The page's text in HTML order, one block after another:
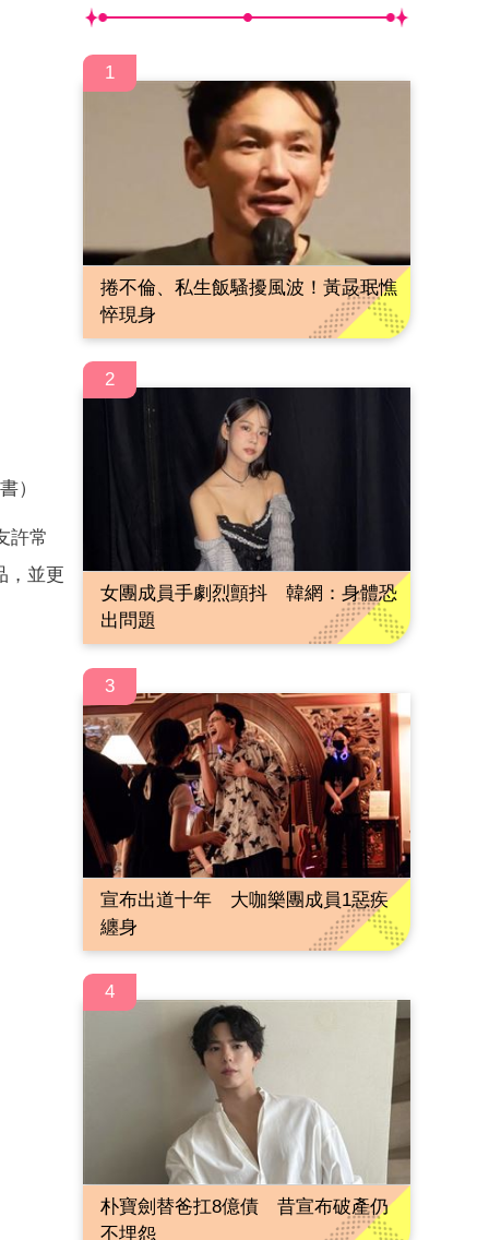
）
許常
，並更
1
捲不倫、私生飯騷擾風波！黃晸珉憔
悴現身
2
女團成員手劇烈顫抖 韓網：身體恐
出問題
3
宣布出道十年 大咖樂團成員1惡疾
纏身
4
朴寶劍替爸扛8億債 昔宣布破產仍
不埋怨